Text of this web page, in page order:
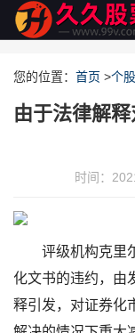
您的位置： 首页 >个股
由于法律解
时间：
评级机构克里
化文书的违约，由
释引发，对证券化